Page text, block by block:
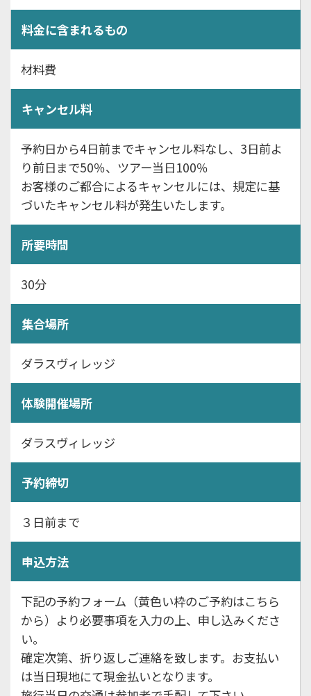
料金に含まれるもの
材料費
キャンセル料
予約日から4日前までキャンセル料なし、3日前よ
り前日まで50％、ツアー当日100％
お客様のご都合によるキャンセルには、規定に基
づいたキャンセル料が発生いたします。
所要時間
30分
集合場所
ダラスヴィレッジ
体験開催場所
ダラスヴィレッジ
予約締切
３日前まで
申込方法
下記の予約フォーム（黄色い枠のご予約はこちら
から）より必要事項を入力の上、申し込みくださ
い。
確定次第、折り返しご連絡を致します。お支払い
は当日現地にて現金払いとなります。